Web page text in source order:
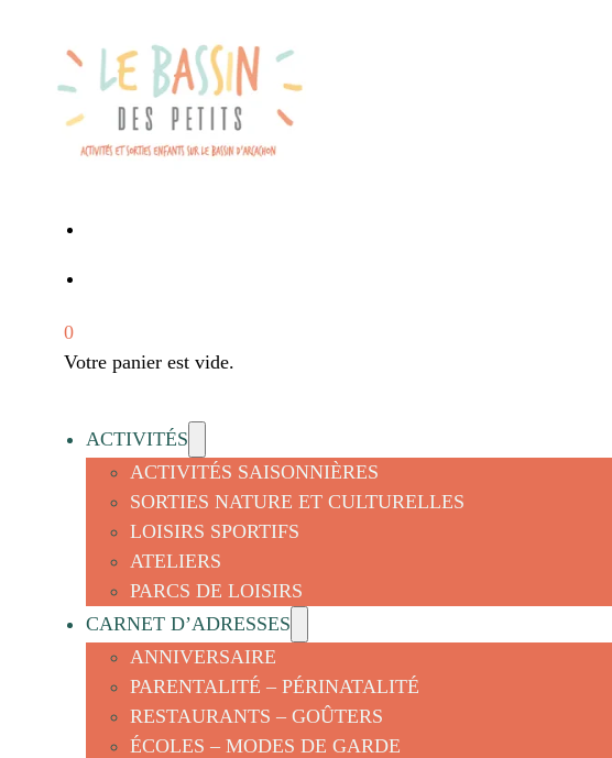
0
Votre panier est vide.
ACTIVITÉS
ACTIVITÉS SAISONNIÈRES
SORTIES NATURE ET CULTURELLES
LOISIRS SPORTIFS
ATELIERS
PARCS DE LOISIRS
CARNET D’ADRESSES
ANNIVERSAIRE
PARENTALITÉ – PÉRINATALITÉ
RESTAURANTS – GOÛTERS
ÉCOLES – MODES DE GARDE